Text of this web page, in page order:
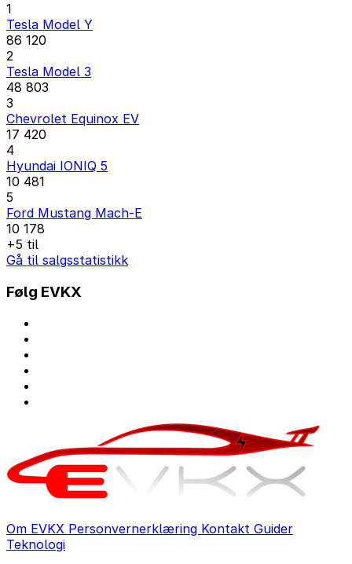
1
Tesla Model Y
86 120
2
Tesla Model 3
48 803
3
Chevrolet Equinox EV
17 420
4
Hyundai IONIQ 5
10 481
5
Ford Mustang Mach-E
10 178
+5 til
Gå til salgsstatistikk
Følg EVKX
Om EVKX Personvernerklæring Kontakt Guider
Teknologi